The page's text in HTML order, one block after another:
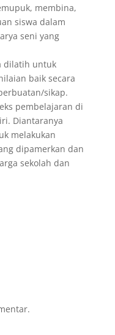
membina,
siswa dalam
seni yang
dilatih untuk
baik secara
sikap.
pembelajaran di
Diantaranya
melakukan
dipamerkan dan
sekolah dan